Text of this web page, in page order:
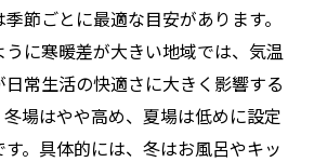
節ごとに最適な目安があります。
に寒暖差が大きい地域では、気温
常生活の快適さに大きく影響する
場はやや高め、夏場は低めに設定
。具体的には、冬はお風呂やキッ